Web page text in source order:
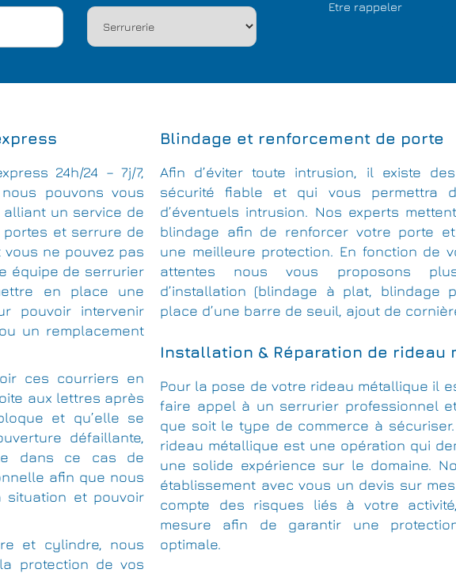
24h/24 – 7j/7,
pouvons vous
un service de
portes et serrure de
ne pouvez pas
équipe de serrurier
en place une
pouvoir intervenir
un remplacement
ces courriers en
aux lettres après
et qu’elle se
défaillante,
dans ce cas de
afin que nous
situation et pouvoir
et cylindre, nous
protection de vos
Blindage et renforcement de porte
Afin d’éviter toute intrusion, il existe
sécurité fiable et qui vous permettra
d’éventuels intrusion. Nos experts
blindage afin de renforcer votre porte
une meilleure protection. En fonction de
attentes nous vous proposons
d’installation (blindage à plat, blindage
place d’une barre de seuil, ajout de
Installation & Réparation de rideau
Pour la pose de votre rideau métallique il
faire appel à un serrurier professionnel
que soit le type de commerce à sécuriser.
rideau métallique est une opération qui
une solide expérience sur le domaine.
établissement avec vous un devis sur
compte des risques liés à votre
mesure afin de garantir une
optimale.